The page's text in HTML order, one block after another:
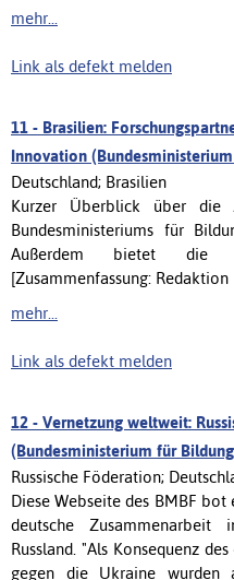
mehr...
Link als defekt melden
11 - Brasilien:
Innovation
Deutschland; Brasilien
Kurzer Überblick über die
Bundesministeriums für
Außerdem bietet die
[Zusammenfassung:
mehr...
Link als defekt melden
12 - Vernetzung weltweit:
(Bundesministerium für
Russische Föderation;
Diese Webseite des BMBF
deutsche
Russland. "Als Konsequenz
gegen die Ukraine wurden